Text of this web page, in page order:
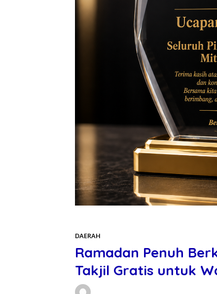
DAERAH
Ramadan Penuh
Takjil Gratis untuk